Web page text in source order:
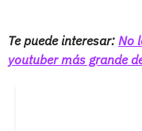
Te puede interesar: No
youtuber más grande